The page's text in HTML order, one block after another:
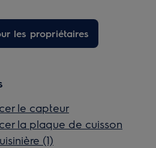
les propriétaires
le capteur
la plaque de cuisson
(1)